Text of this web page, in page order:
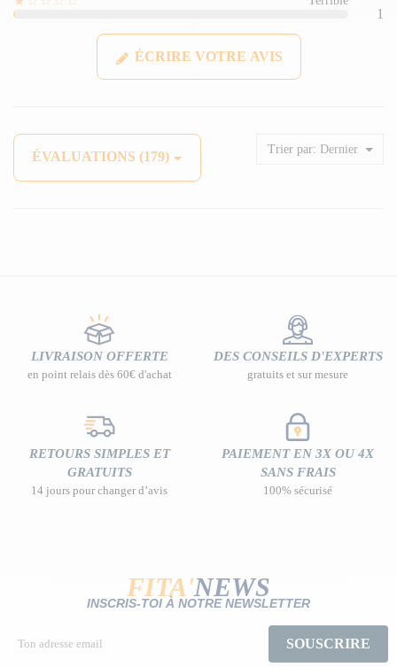
1
ÉCRIRE VOTRE AVIS
ÉVALUATIONS (179)
Trier par: Dernier
LIVRAISON OFFERTE
en point relais dès 60€ d'achat
DES CONSEILS D'EXPERTS
gratuits et sur mesure
RETOURS SIMPLES ET
GRATUITS
14 jours pour changer d’avis
PAIEMENT EN 3X OU 4X
SANS FRAIS
100% sécurisé
FITA'NEWS
INSCRIS-TOI À NOTRE NEWSLETTER
SOUSCRIRE